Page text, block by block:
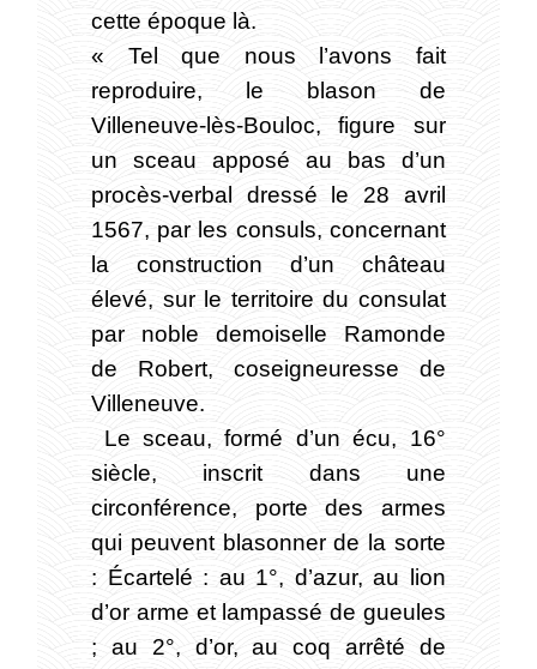
cette époque là.
« Tel que nous l’avons fait
reproduire, le blason de
Villeneuve-lès-Bouloc, figure sur
un sceau apposé au bas d’un
procès-verbal dressé le 28 avril
1567, par les consuls, concernant
la construction d’un château
élevé, sur le territoire du consulat
par noble demoiselle Ramonde
de Robert, coseigneuresse de
Villeneuve.
Le sceau, formé d’un écu, 16°
siècle, inscrit dans une
circonférence, porte des armes
qui peuvent blasonner de la sorte
: Écartelé : au 1°, d’azur, au lion
d’or arme et lampassé de gueules
; au 2°, d’or, au coq arrêté de